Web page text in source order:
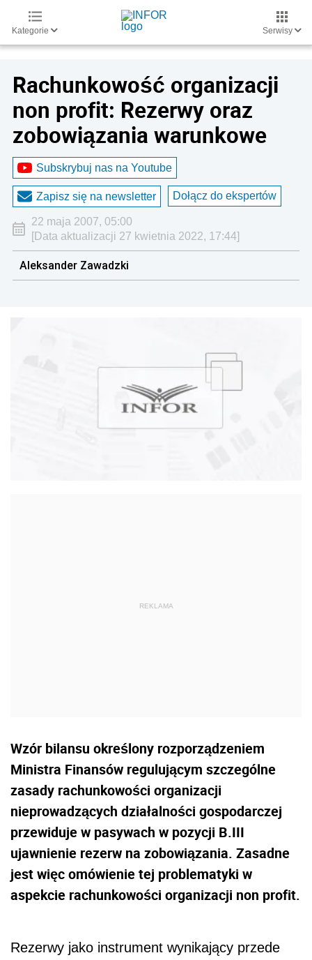
Kategorie Serwisy
Rachunkowość organizacji
non profit: Rezerwy oraz
zobowiązania warunkowe
Subskrybuj nas na Youtube
Zapisz się na newsletter Dołącz do ekspertów
22 maja 2007, 05:00
[Data aktualizacji 27 kwietnia 2022, 17:44]
Aleksander Zawadzki
Wzór bilansu określony rozporządzeniem
Ministra Finansów regulującym szczególne
zasady rachunkowości organizacji
nieprowadzących działalności gospodarczej
przewiduje w pasywach w pozycji B.III
ujawnienie rezerw na zobowiązania. Zasadne
jest więc omówienie tej problematyki w
aspekcie rachunkowości organizacji non profit.
Rezerwy jako instrument wynikający przede